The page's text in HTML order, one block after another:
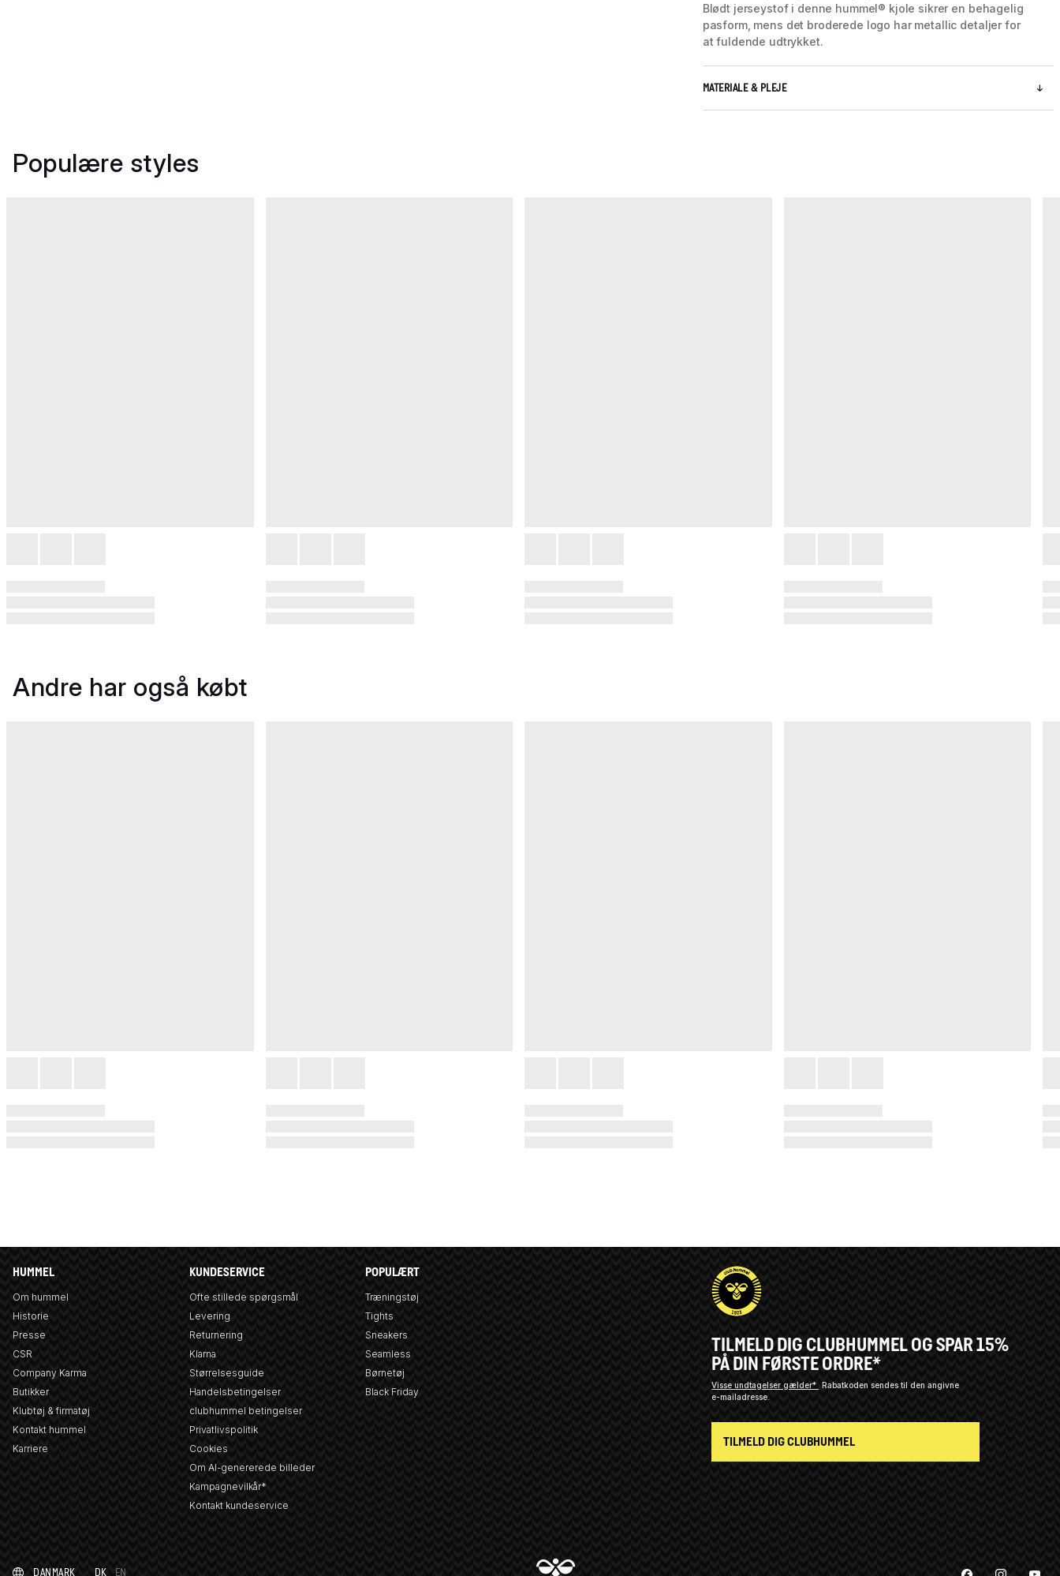
Blødt jerseystof i denne hummel® kjole sikrer en behagelig
pasform, mens det broderede logo har metallic detaljer for
at fuldende udtrykket.
MATERIALE & PLEJE
Populære styles
Andre har også købt
HUMMEL
Om hummel
Historie
Presse
CSR
Company Karma
Butikker
Klubtøj & firmatøj
Kontakt hummel
Karriere
KUNDESERVICE
Ofte stillede spørgsmål
Levering
Returnering
Klarna
Størrelsesguide
Handelsbetingelser
clubhummel betingelser
Privatlivspolitik
Cookies
Om AI-genererede billeder
Kampagnevilkår*
Kontakt kundeservice
POPULÆRT
Træningstøj
Tights
Sneakers
Seamless
Børnetøj
Black Friday
TILMELD DIG CLUBHUMMEL OG SPAR 15%
PÅ DIN FØRSTE ORDRE*
Visse undtagelser gælder*
Rabatkoden sendes til den angivne
e-mailadresse.
TILMELD DIG CLUBHUMMEL
DANMARK DK EN